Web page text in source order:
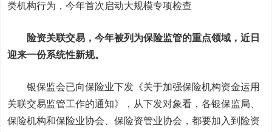
类机构行为，今年首次启动大规模专项检查
险资关联交易，今年被列为保险监管的重点领域，近日
迎来一份系统性新规。
银保监会已向保险业下发《关于加强保险机构资金运用
关联交易监管工作的通知》，从下发对象看，各银保监局、
保险机构和保险业协会、保险资管业协会，都要加入到险资